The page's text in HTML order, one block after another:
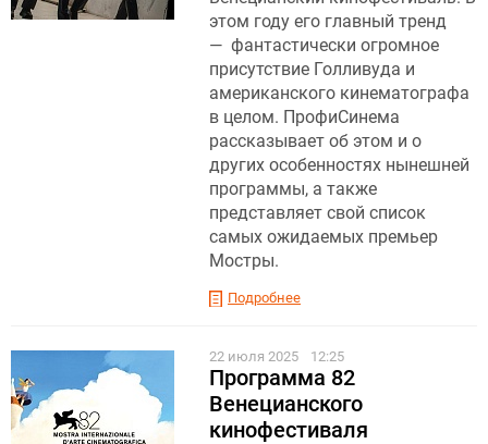
этом году его главный тренд
— фантастически огромное
присутствие Голливуда и
американского кинематографа
в целом. ПрофиСинема
рассказывает об этом и о
других особенностях нынешней
программы, а также
представляет свой список
самых ожидаемых премьер
Мостры.
Подробнее
22 июля 2025 12:25
Программа 82
Венецианского
кинофестиваля